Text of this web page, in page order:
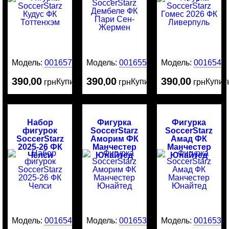
Модель:0016576
390,00 грнКупить
Модель:0016554
390,00 грнКупить
Модель: 0016545
390,00 грн
Набор
фигурок
SoccerStarz
2025-26 ФК
Челси
Модель:0016544
Фигурка
SoccerStarz
Аморим ФК
Манчестер
Юнайтед
Модель:0016534
Фигурка
SoccerStarz
Амад ФК
Манчестер
Юнайтед
Модель: 0016532